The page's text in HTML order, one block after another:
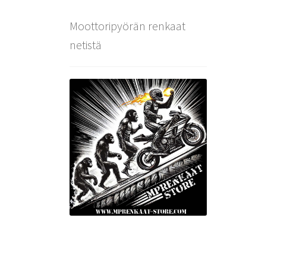
Moottoripyörän renkaat
netistä